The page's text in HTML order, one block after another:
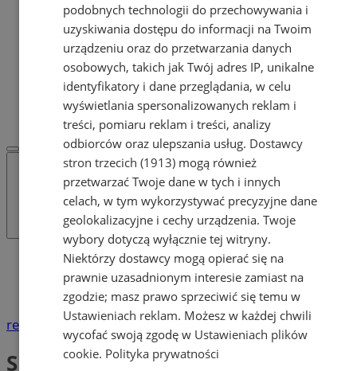
OGŁOSZENIA
Dodaj ogłoszenie
POLECAMY
Protocol IT
Pracuj.pl - praca w Świętochłowicach
REKLAMA
WSPÓŁPRACA
Katalog firm
Handel
Sklepy papiernicze
reklama
Sklepy papiernicze
podobnych technologii do przechowywania i
uzyskiwania dostępu do informacji na Twoim
urządzeniu oraz do przetwarzania danych
osobowych, takich jak Twój adres IP, unikalne
identyfikatory i dane przeglądania, w celu
wyświetlania spersonalizowanych reklam i
treści, pomiaru reklam i treści, analizy
odbiorców oraz ulepszania usług. Dostawcy
stron trzecich (1913) mogą również
przetwarzać Twoje dane w tych i innych
celach, w tym wykorzystywać precyzyjne dane
geolokalizacyjne i cechy urządzenia. Twoje
wybory dotyczą wyłącznie tej witryny.
Niektórzy dostawcy mogą opierać się na
prawnie uzasadnionym interesie zamiast na
zgodzie; masz prawo sprzeciwić się temu w
Ustawieniach reklam. Możesz w każdej chwili
wycofać swoją zgodę w Ustawieniach plików
cookie. Polityka prywatności